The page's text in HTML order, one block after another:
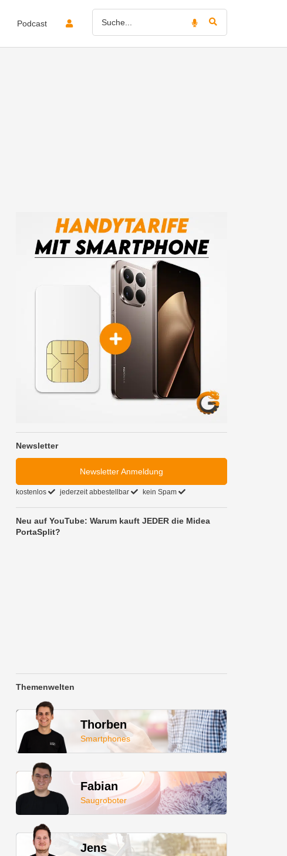
Podcast
Newsletter
Newsletter Anmeldung
kostenlos jederzeit abbestellbar kein Spam
Neu auf YouTube: Warum kauft JEDER die Midea
PortaSplit?
Themenwelten
Thorben
Smartphones
Fabian
Saugroboter
Jens